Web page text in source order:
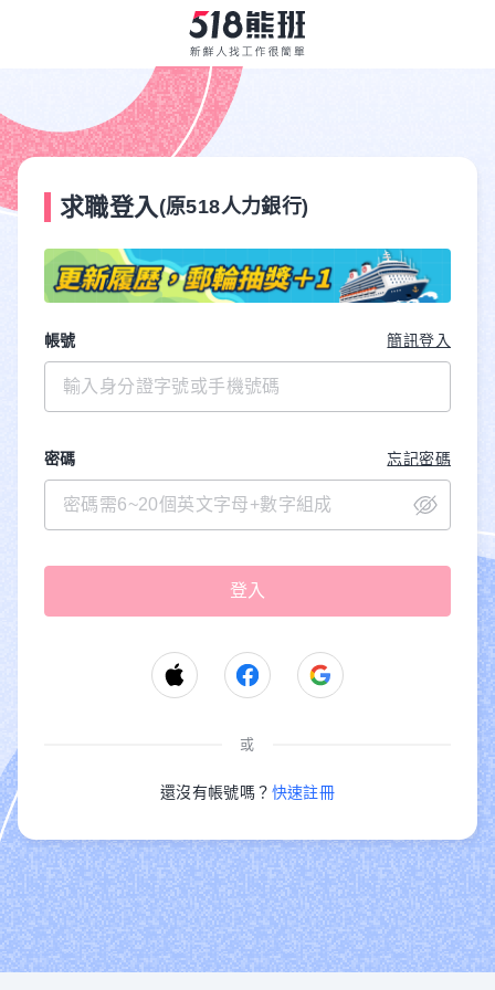
求職登入 (原518人力銀行)
帳號 簡訊登入
密碼 忘記密碼
或
還沒有帳號嗎？ 快速註冊